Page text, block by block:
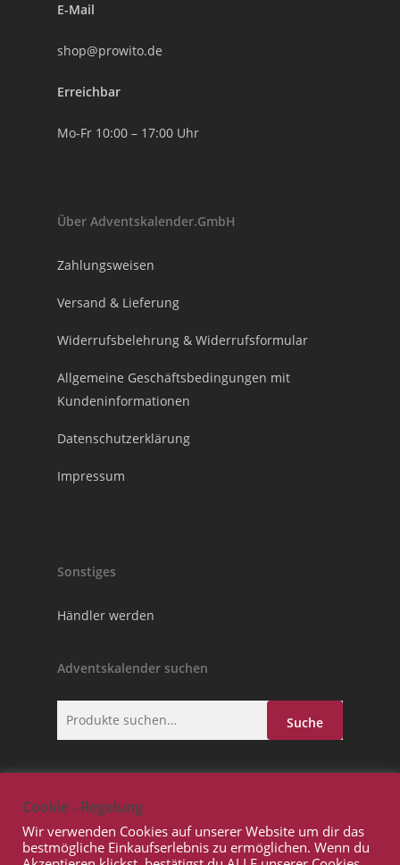
E-Mail
shop@prowito.de
Erreichbar
Mo-Fr 10:00 – 17:00 Uhr
Über Adventskalender.GmbH
Zahlungsweisen
Versand & Lieferung
Widerrufsbelehrung & Widerrufsformular
Allgemeine Geschäftsbedingungen mit
Kundeninformationen
Datenschutzerklärung
Impressum
Sonstiges
Händler werden
Adventskalender suchen
Suche
Suche
Cookie - Regelung
Wir verwenden Cookies auf unserer Website um dir das
bestmögliche Einkaufserlebnis zu ermöglichen. Wenn du